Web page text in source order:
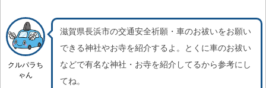
クルパラち
ゃん
滋賀県長浜市の交通安全祈願・車のお祓いをお願い
できる神社やお寺を紹介するよ。
とくに車のお祓い
などで有名な神社・お寺を紹介 してるから参考にし
てね。